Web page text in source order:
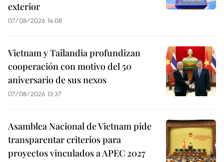
exterior
07/08/2026 14:08
Vietnam y Tailandia profundizan
cooperación con motivo del 50
aniversario de sus nexos
07/08/2026 13:37
Asamblea Nacional de Vietnam pide
transparentar criterios para
proyectos vinculados a APEC 2027